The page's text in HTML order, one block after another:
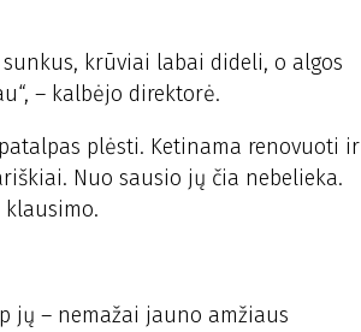
krūviai labai dideli, o algos
– kalbėjo direktorė.
plėsti. Ketinama renovuoti ir
Nuo sausio jų čia nebelieka.
jų – nemažai jauno amžiaus